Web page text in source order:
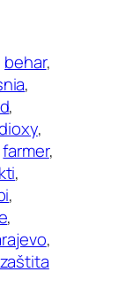
behar
farmer
zaštita